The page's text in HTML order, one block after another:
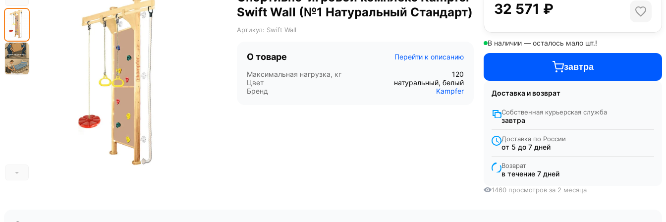
Swift Wall (№1 Натуральный Стандарт)
Артикул: Swift Wall
О товаре Перейти к описанию
Максимальная нагрузка, кг
120
Цвет
натуральный, белый
Бренд
Kampfer
32 571 ₽
В наличии — осталось мало шт.!
завтра
Доставка и возврат
Собственная курьерская служба
завтра
Доставка по России
от 5 до 7 дней
Возврат
в течение 7 дней
1460 просмотров за 2 месяца